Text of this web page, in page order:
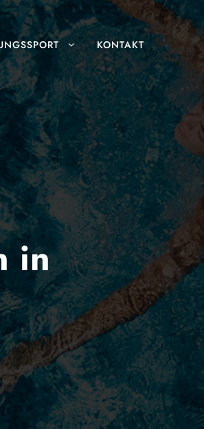
KONTAKT
in